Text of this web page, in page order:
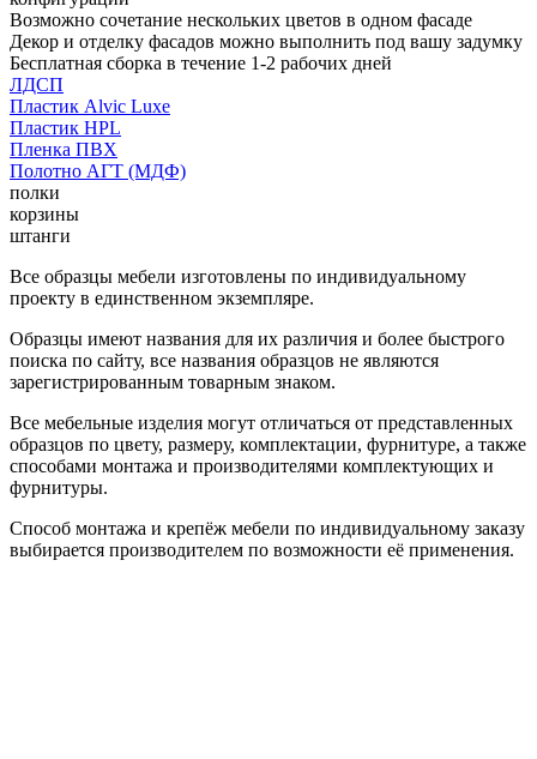
Возможно сочетание нескольких цветов в одном фасаде
Декор и отделку фасадов можно выполнить под вашу задумку
Бесплатная сборка в течение 1-2 рабочих дней
ЛДСП
Пластик Alvic Luxe
Пластик HPL
Пленка ПВХ
Полотно АГТ (МДФ)
полки
корзины
штанги
Все образцы мебели изготовлены по индивидуальному
проекту в единственном экземпляре.
Образцы имеют названия для их различия и более быстрого
поиска по сайту, все названия образцов не являются
зарегистрированным товарным знаком.
Все мебельные изделия могут отличаться от представленных
образцов по цвету, размеру, комплектации, фурнитуре, а также
способами монтажа и производителями комплектующих и
фурнитуры.
Способ монтажа и крепёж мебели по индивидуальному заказу
выбирается производителем по возможности её применения.